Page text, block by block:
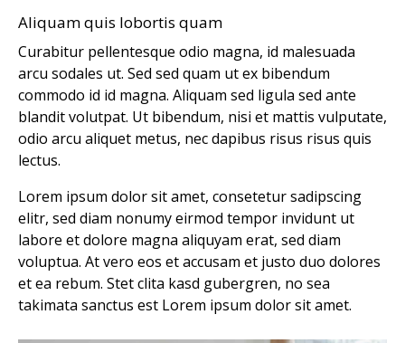
Aliquam quis lobortis quam
Curabitur pellentesque odio magna, id malesuada
arcu sodales ut. Sed sed quam ut ex bibendum
commodo id id magna. Aliquam sed ligula sed ante
blandit volutpat. Ut bibendum, nisi et mattis vulputate,
odio arcu aliquet metus, nec dapibus risus risus quis
lectus.
Lorem ipsum dolor sit amet, consetetur sadipscing
elitr, sed diam nonumy eirmod tempor invidunt ut
labore et dolore magna aliquyam erat, sed diam
voluptua. At vero eos et accusam et justo duo dolores
et ea rebum. Stet clita kasd gubergren, no sea
takimata sanctus est Lorem ipsum dolor sit amet.